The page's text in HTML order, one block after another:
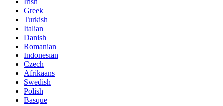
Greek
Turkish
Italian
Danish
Romanian
Indonesian
Czech
Afrikaans
Swedish
Polish
Basque